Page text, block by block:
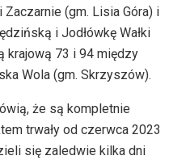
(gm. Lisia Góra) i
i Jodłówkę Wałki
krajową 73 i 94 między
Wola (gm. Skrzyszów).
że są kompletnie
trwały od czerwca 2023
się zaledwie kilka dni